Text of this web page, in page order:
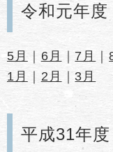
令和元年度
5月 ｜ 6月 ｜7月 ｜
1月
｜ 2月 ｜3月
平成31年度